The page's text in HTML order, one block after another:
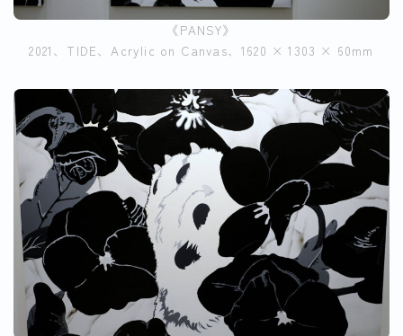
《PANSY》
2021、TIDE、Acrylic on Canvas、1620 × 1303 × 60mm